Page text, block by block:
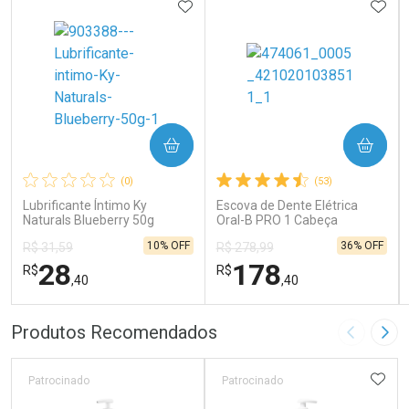
(0)
Lubrificante Íntimo Ky
Naturals Blueberry 50g
R$ 31,59
R$28,40
10% OFF
ADICIONAR AOS FAVORITOS
COMPRAR
FECHAR
FECHAR
Por Menos
(53)
Escova de Dente Elétrica
Oral-B PRO 1 Cabeça
Redonda Recarregável 1
Unidade
R$ 278,99
R$178,40
36% OFF
COMPRAR
Por Menos
Produtos Recomendados Imagem
Patrocinado Patrocinado